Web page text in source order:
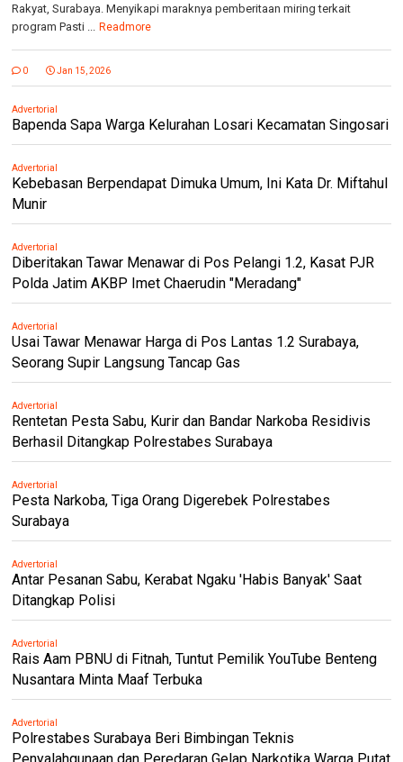
Rakyat, Surabaya. Menyikapi maraknya pemberitaan miring terkait
program Pasti ...
Readmore
0 Jan 15, 2026
Advertorial
Bapenda Sapa Warga Kelurahan Losari Kecamatan Singosari
Advertorial
Kebebasan Berpendapat Dimuka Umum, Ini Kata Dr. Miftahul
Munir
Advertorial
Diberitakan Tawar Menawar di Pos Pelangi 1.2, Kasat PJR
Polda Jatim AKBP Imet Chaerudin "Meradang"
Advertorial
Usai Tawar Menawar Harga di Pos Lantas 1.2 Surabaya,
Seorang Supir Langsung Tancap Gas
Advertorial
Rentetan Pesta Sabu, Kurir dan Bandar Narkoba Residivis
Berhasil Ditangkap Polrestabes Surabaya
Advertorial
Pesta Narkoba, Tiga Orang Digerebek Polrestabes
Surabaya
Advertorial
Antar Pesanan Sabu, Kerabat Ngaku 'Habis Banyak' Saat
Ditangkap Polisi
Advertorial
Rais Aam PBNU di Fitnah, Tuntut Pemilik YouTube Benteng
Nusantara Minta Maaf Terbuka
Advertorial
Polrestabes Surabaya Beri Bimbingan Teknis
Penyalahgunaan dan Peredaran Gelap Narkotika Warga Putat